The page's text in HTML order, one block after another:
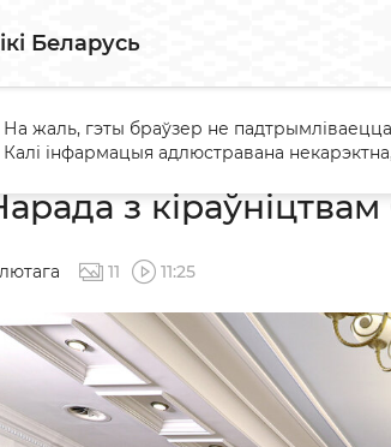
Беларусь
Падзеі Нарада з кіраўніцтвам
з
11 11:25
На жаль, гэты браўзер не
Калі інфармацыя адлюстравана